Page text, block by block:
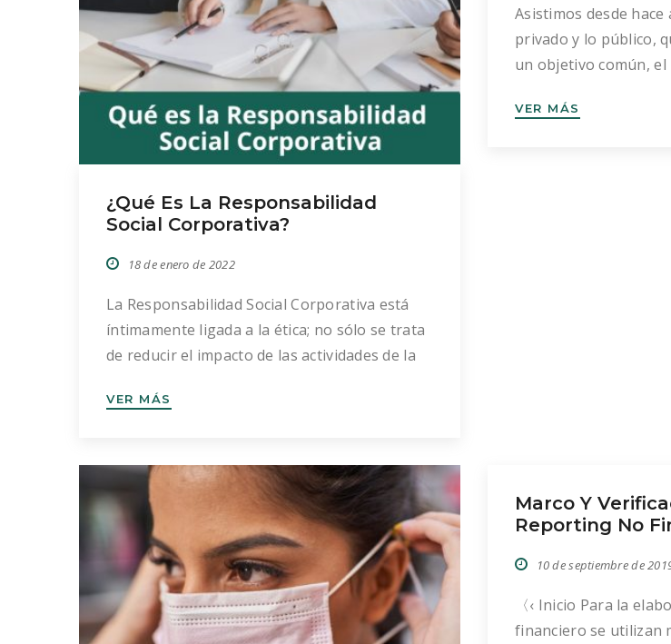
¿Qué Es La Responsabilidad
Social Corporativa?
18 de enero de 2022
La Responsabilidad Social Corporativa está
íntimamente ligada a la ética; no sólo se trata
de reducir el impacto de las actividades de la
sino de orientar todas sus actividades en un
gobierno, desarrollo de códigos de […]
VER MÁS
Asistimos desde
privado y lo público,
un objetivo común,
de ambas fuerzas,
VER MÁS
Marco Y
Reporting No
10 de septiembre de
〈‹ Inicio Para la
financiero se utilizan